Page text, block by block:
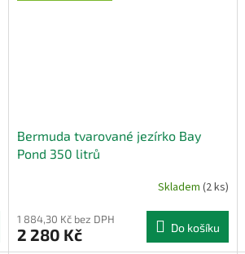
Bermuda tvarované jezírko Bay
Pond 350 litrů
Skladem (2 ks)
1 884,30 Kč bez DPH
2 280 Kč Do košíku